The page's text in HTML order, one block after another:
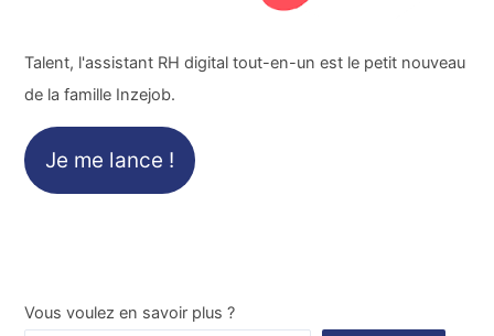
Talent, l'assistant RH digital tout-en-un est le petit nouveau
de la famille Inzejob.
Je me lance !
Vous voulez en savoir plus ?